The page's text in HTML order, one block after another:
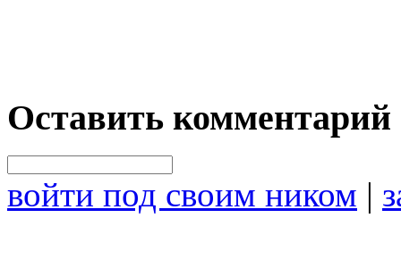
Оставить комментарий
войти под своим ником |